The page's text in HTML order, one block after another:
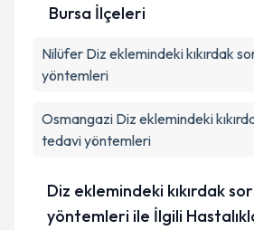
Metni'ni okudum ve kişisel
kapsamda işlenmesini kabul
Takvim Talebini
Bursa İlçeleri
Nilüfer Diz eklemindeki kıkırdak
yöntemleri
Osmangazi Diz eklemindeki
tedavi yöntemleri
Diz eklemindeki kıkırdak
yöntemleri ile İlgili